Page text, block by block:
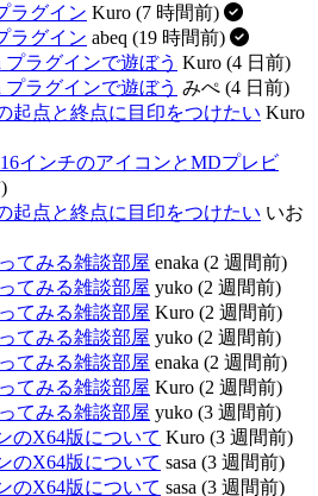
ラグイン Kuro (7 時間前)
ラグイン abeq (19 時間前)
プラグインで遊ぼう Kuro (4 日前)
プラグインで遊ぼう みぺ (4 日前)
起点と終点に目印をつけたい Kuro
インチのアイコンとMDプレビ
起点と終点に目印をつけたい いお
てみる雑談部屋 enaka (2 週間前)
てみる雑談部屋 yuko (2 週間前)
てみる雑談部屋 Kuro (2 週間前)
てみる雑談部屋 yuko (2 週間前)
てみる雑談部屋 enaka (2 週間前)
てみる雑談部屋 Kuro (2 週間前)
てみる雑談部屋 yuko (3 週間前)
のX64版について Kuro (3 週間前)
のX64版について sasa (3 週間前)
のX64版について sasa (3 週間前)